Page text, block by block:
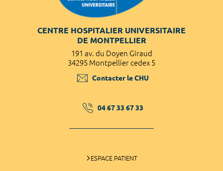
CENTRE HOSPITALIER UNIVERSITAIRE
DE MONTPELLIER
191 av. du Doyen Giraud
34295 Montpellier cedex 5
Contacter le CHU
04 67 33 67 33
ESPACE PATIENT